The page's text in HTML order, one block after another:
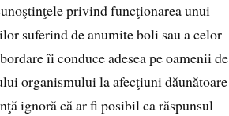
privind funcţio­narea unui
suferind de anumite boli sau a celor
îi conduce adesea pe oamenii de
organismului la afecţiuni dăunătoare
ignoră că ar fi posibil ca răspunsul